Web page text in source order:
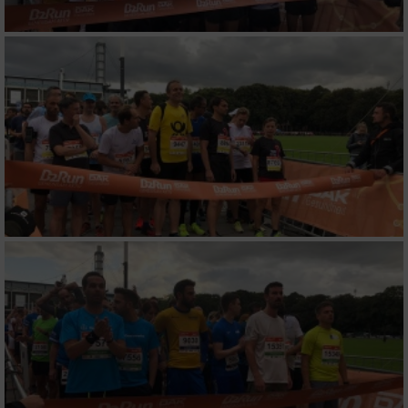
Verwendung reduzierter Daten zur Auswahl
von Werbeanzeigen
Erstellung von Profilen für personalisierte
Werbung
Verwendung von Profilen zur Auswahl
personalisierter Werbung
Erstellung von Profilen zur Personalisierung
Verwendung von Profilen zur Auswahl
personalisierter Inhalte
Messung der Werbeleistung
Messung der Performance von Inhalten